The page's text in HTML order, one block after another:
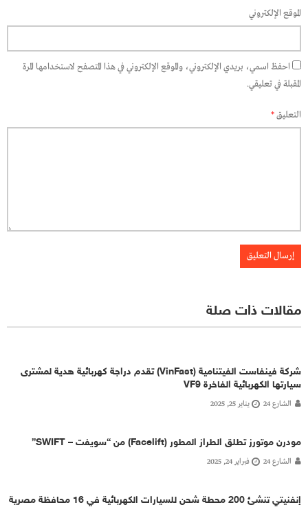
الموقع الإلكتروني
احفظ اسمي، بريدي الإلكتروني، والموقع الإلكتروني في هذا المتصفح لاستخدامها المرة
المقبلة في تعليقي.
التعليق*
مقالات ذات صلة
شركة فينفاست الفيتنامية (VinFast) تقدم دراجة كهربائية هدية لمشترى
سيارتها الكهربائية الفاخرة VF9
الشارع 24 يناير 25, 2025
مودرن موتورز تطلق الطراز المطور (Facelift) من “سويفت – SWIFT”
الشارع 24 فبراير 24, 2025
إنفنيتي تنشئ 200 محطة شحن للسيارات الكهربائية في 16 محافظة مصرية